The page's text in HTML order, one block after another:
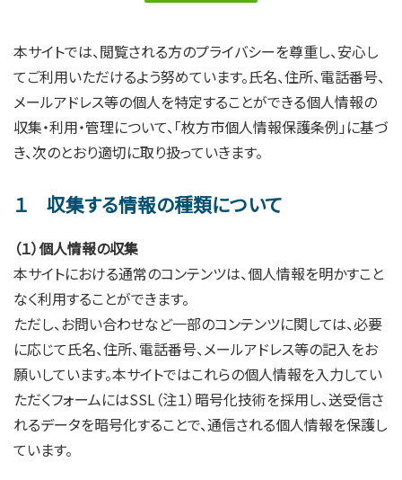
本サイトでは、閲覧される方のプライバシーを尊重し、安心し
てご利用いただけるよう努めています。氏名、住所、電話番号、
メールアドレス等の個人を特定することができる個人情報の
収集・利用・管理について、「枚方市個人情報保護条例」に基づ
き、次のとおり適切に取り扱っていきます。
１ 収集する情報の種類について
（１）個人情報の収集
本サイトにおける通常のコンテンツは、個人情報を明かすこと
なく利用することができます。
ただし、お問い合わせなど一部のコンテンツに関しては、必要
に応じて氏名、住所、電話番号、メールアドレス等の記入をお
願いしています。本サイトではこれらの個人情報を入力してい
ただくフォームにはSSL（注１）暗号化技術を採用し、送受信さ
れるデータを暗号化することで、通信される個人情報を保護し
ています。